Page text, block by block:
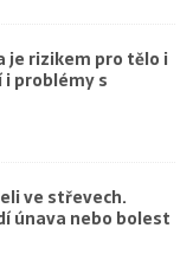
je rizikem pro tělo i
problémy s
ve střevech.
únava nebo bolest